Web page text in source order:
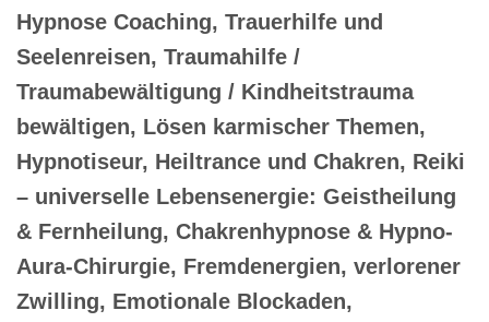
Hypnose Coaching, Trauerhilfe und
Seelenreisen, Traumahilfe /
Traumabewältigung / Kindheitstrauma
bewältigen, Lösen karmischer Themen,
Hypnotiseur, Heiltrance und Chakren, Reiki
– universelle Lebensenergie: Geistheilung
& Fernheilung, Chakrenhypnose & Hypno-
Aura-Chirurgie, Fremdenergien, verlorener
Zwilling, Emotionale Blockaden,